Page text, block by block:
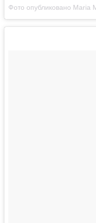
Фото опубликовано Maria